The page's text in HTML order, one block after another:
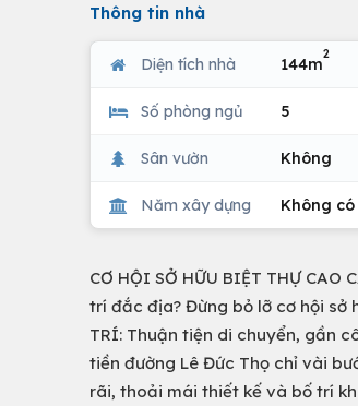
Thông tin nhà
Diện tích nhà 144m
2
Số phòng ngủ 5
Sân vườn Không
Năm xây dựng Không
CƠ HỘI SỞ HỮU BIỆT THỰ
trí đắc địa? Đừng bỏ lỡ cơ hội sở
TRÍ: Thuận tiện di chuyển, gần
tiền đường Lê Đức Thọ chỉ vài
rãi, thoải mái thiết kế và bố trí